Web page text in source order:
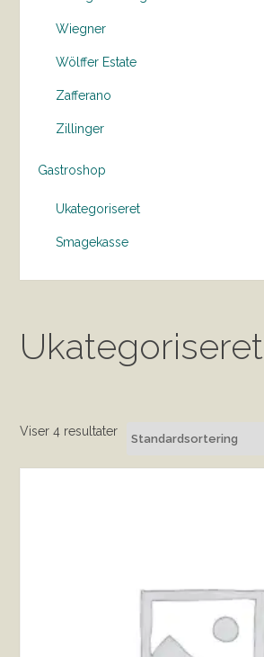
Wiegner
Wölffer Estate
Zafferano
Zillinger
Gastroshop
Ukategoriseret
Smagekasse
Ukategoriseret
Viser 4 resultater